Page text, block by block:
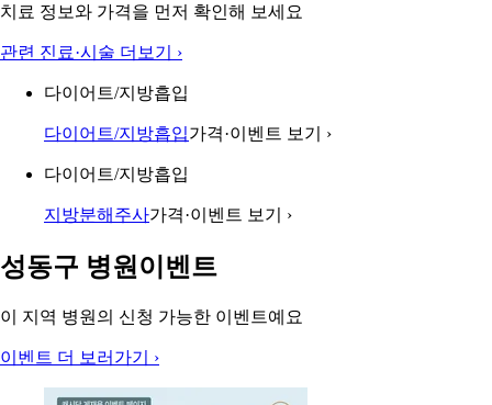
치료 정보와 가격을 먼저 확인해 보세요
관련 진료·시술 더보기 ›
다이어트/지방흡입
다이어트/지방흡입가격·이벤트 보기 ›
다이어트/지방흡입
지방분해주사가격·이벤트 보기 ›
성동구 병원이벤트
이 지역 병원의 신청 가능한 이벤트예요
이벤트 더 보러가기 ›